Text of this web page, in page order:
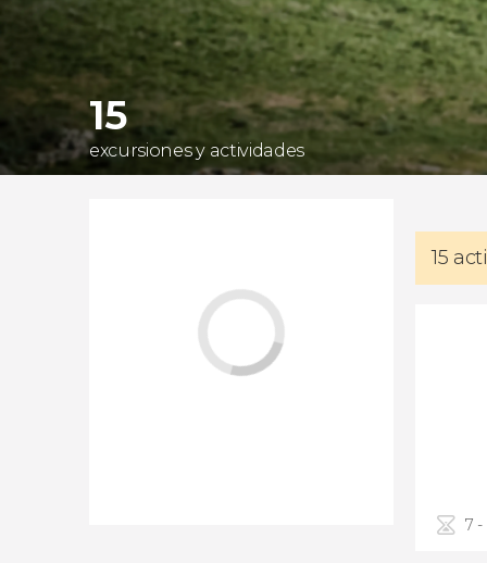
15
excursiones y actividades
15
7